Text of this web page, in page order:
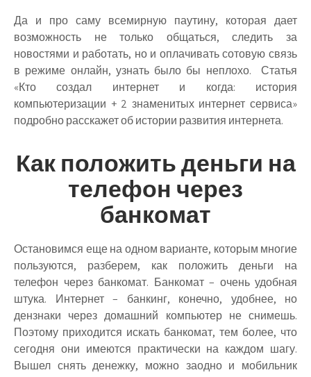
Да и про саму всемирную паутину, которая дает
возможность не только общаться, следить за
новостями и работать, но и оплачивать сотовую связь
в режиме онлайн, узнать было бы неплохо. Статья
«Кто создал интернет и когда: история
компьютеризации + 2 знаменитых интернет сервиса»
подробно расскажет об истории развития интернета.
Как положить деньги на
телефон через
банкомат
Остановимся еще на одном варианте, которым многие
пользуются, разберем, как положить деньги на
телефон через банкомат. Банкомат – очень удобная
штука. Интернет – банкинг, конечно, удобнее, но
дензнаки через домашний компьютер не снимешь.
Поэтому приходится искать банкомат, тем более, что
сегодня они имеются практически на каждом шагу.
Вышел снять денежку, можно заодно и мобильник